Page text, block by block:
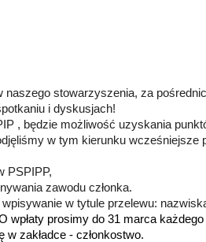
naszego stowarzyszenia, za
i dyskusjach!
, będzie możliwość uzyskania
w tym kierunku wcześniejsze
PSPIPP,
zawodu członka.
w tytule przelewu:
wpłaty prosimy do 31 marca każdego
zakładce - członkostwo.